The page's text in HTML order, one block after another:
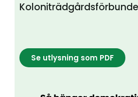
Se utlysning som PDF